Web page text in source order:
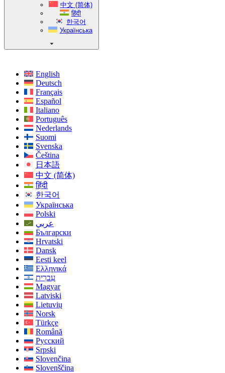
中文 (简体)
हिंदी
한국어
Українська
English
Deutsch
Français
Español
Italiano
Português
Nederlands
Suomi
Svenska
Čeština
日本語
中文 (简体)
हिंदी
한국어
Українська
Polski
عربي
Български
Hrvatski
Dansk
Eesti keel
Ελληνικά
עִברִית
Magyar
Latviski
Lietuvių
Norsk
Türkçe
Română
Русский
Srpski
Slovenčina
Slovenščina